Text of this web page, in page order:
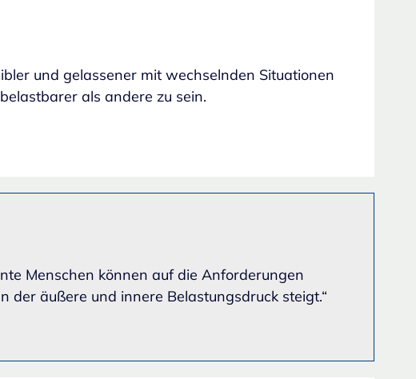
und gelassener mit wechselnden Situationen
als andere zu sein.
Menschen können auf die Anforderungen
äußere und innere Belastungsdruck steigt.“